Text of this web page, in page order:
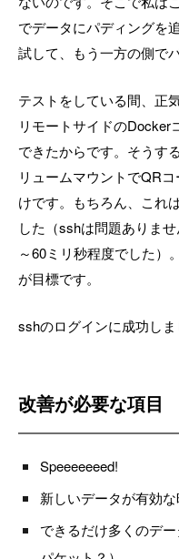
でデータにパディングを
試して、もう一方の側で
テストをしている間、正
リモートサイドのDocker
できたからです。そうす
リュームマウントでQR
けです。もちろん、これ
した（sshは問題ありま
～60ミリ秒程度でした）
が目標です。
sshのログインに成功しま
改善が必要な項目
Speeeeeeed!
新しいデータが有効
できるだけ多くのデ